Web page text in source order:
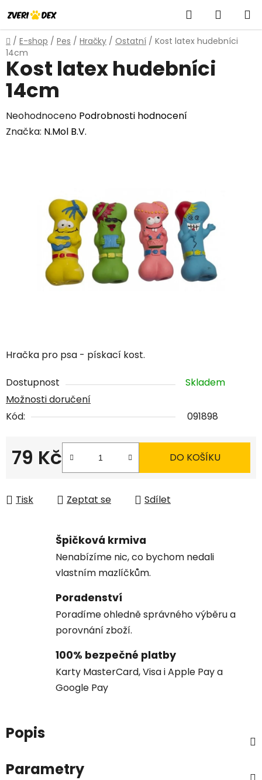
na
obsah
Hledat
KOŠÍK
Domů
/ E-shop / Pes / Hračky / Ostatní / Kost latex hudebníci
14cm
Hračka pro psa - pískací kost.
Dostupnost
Skladem
Možnosti doručení
Kód:
091898
79 Kč
Měrná cena:
DO KOŠÍKU
Tisk Zeptat se Sdílet
Kost latex hudebníci
14cm
Průměrné
hodnocení
Neohodnoceno Podrobnosti hodnocení
Značka: N.Mol B.V.
Špičková krmiva
Nenabízíme nic, co bychom nedali
vlastním mazlíčkům.
Poradenství
Poradíme ohledně správného výběru a
porovnání zboží.
100% bezpečné platby
Karty MasterCard, Visa i Apple Pay a
Google Pay
Popis
Parametry